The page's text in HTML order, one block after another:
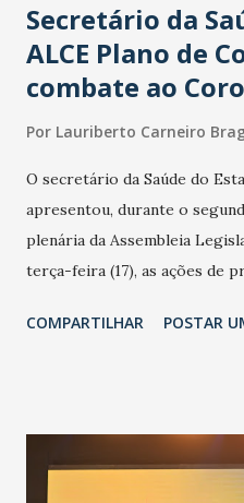
Secretário da
ALCE Plano de
combate ao
Por Lauriberto Carneiro
O secretário da Saúde do
apresentou, durante o
plenária da Assembleia
terça-feira (17), as ações de
adotadas pelo Governo do
população suspeita e de
públicos e domiciliares. “Nós
COMPARTILHAR POSTAR